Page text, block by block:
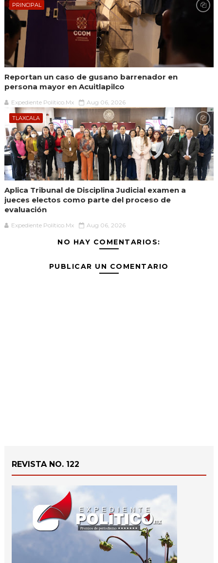
PRINCIPAL
Reportan un caso de gusano barrenador en
persona mayor en Acuitlapilco
Expediente Político.Mx Aug 06, 2026
TLAXCALA
Aplica Tribunal de Disciplina Judicial examen a
jueces electos como parte del proceso de
evaluación
Expediente Político.Mx Aug 06, 2026
NO HAY COMENTARIOS:
PUBLICAR UN COMENTARIO
REVISTA NO. 122